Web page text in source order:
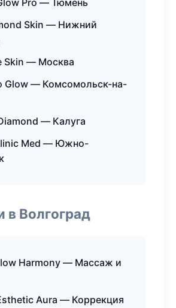
Pro — Тюмень
Skin — Нижний
Skin — Москва
Glow — Комсомольск-на-
— Калуга
Med — Южно-
в Волгоград
Harmony — Массаж и
Aura — Коррекция